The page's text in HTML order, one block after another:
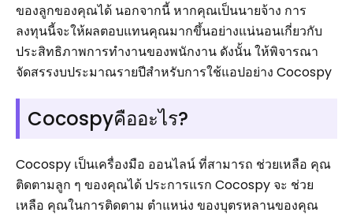
ของลูกของคุณได้ นอกจากนี้ หากคุณเป็นนายจ้าง การ
ลงทุนนี้จะให้ผลตอบแทนคุณมากขึ้นอย่างแน่นอนเกี่ยวกับ
ประสิทธิภาพการทำงานของพนักงาน ดังนั้น ให้พิจารณา
จัดสรรงบประมาณรายปีสำหรับการใช้แอปอย่าง Cocospy
Cocospyคืออะไร?
Cocospy เป็นเครื่องมือ ออนไลน์ ที่สามารถ ช่วยเหลือ คุณ
ติดตามลูก ๆ ของคุณได้ ประการแรก Cocospy จะ ช่วย
เหลือ คุณในการติดตาม ตำแหน่ง ของบุตรหลานของคุณ